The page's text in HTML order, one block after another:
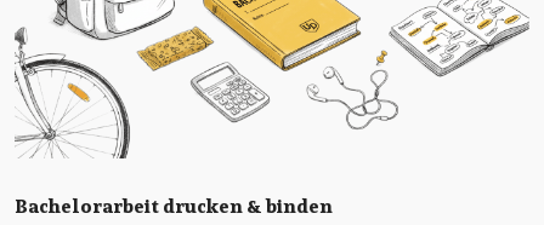
Bachelorarbeit drucken & binden